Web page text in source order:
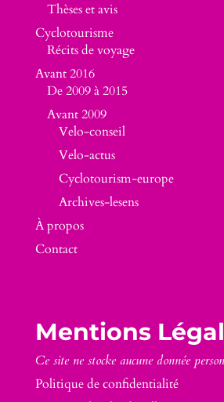
Thèses et avis
Cyclotourisme
Récits de voyage
Avant 2016
De 2009 à 2015
Avant 2009
Velo-conseil
Velo-actus
Cyclotourism-europe
Archives-lesens
À propos
Contact
Mentions
Ce site ne stocke aucune donnée
Politique de confidentialité